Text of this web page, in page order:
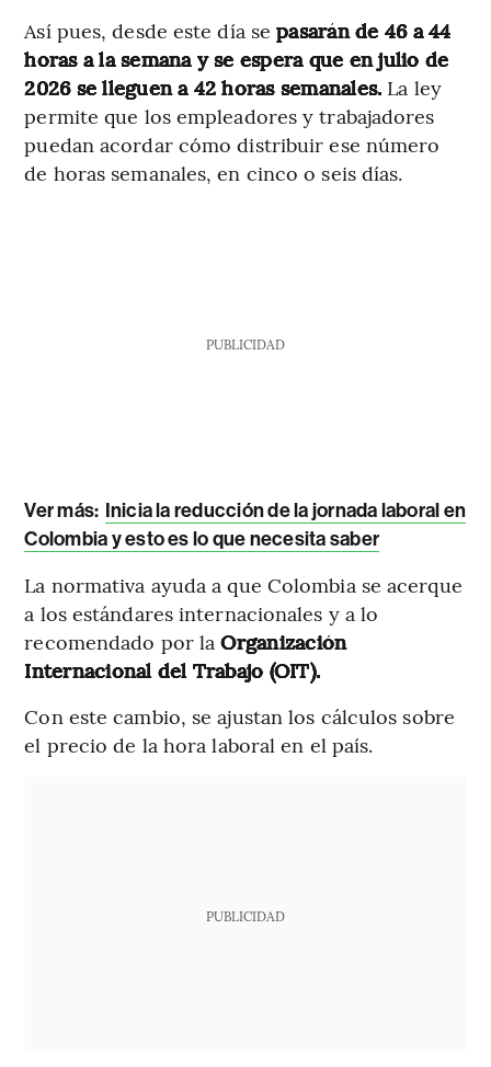
Así pues, desde este día sepasarán de 46 a 44
horas a la semana y se espera que en julio de
2026 se lleguen a 42 horas semanales. La ley
permite que los empleadores y trabajadores
puedan acordar cómo distribuir ese número
de horas semanales, en cinco o seis días.
PUBLICIDAD
Ver más: Inicia la reducción de la jornada laboral en
Colombia y esto es lo que necesita saber
La normativa ayuda a que Colombia se acerque
a los estándares internacionales y a lo
recomendado por la Organización
Internacional del Trabajo (OIT).
Con este cambio, se ajustan los cálculos sobre
el precio de la hora laboral en el país.
PUBLICIDAD